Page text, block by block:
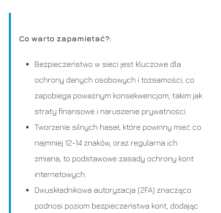
Co warto zapamietać?:
Bezpieczeństwo w sieci jest kluczowe dla
ochrony danych osobowych i tożsamości, co
zapobiega poważnym konsekwencjom, takim jak
straty finansowe i naruszenie prywatności.
Tworzenie silnych haseł, które powinny mieć co
najmniej 12-14 znaków, oraz regularna ich
zmiana, to podstawowe zasady ochrony kont
internetowych.
Dwuskładnikowa autoryzacja (2FA) znacząco
podnosi poziom bezpieczeństwa kont, dodając